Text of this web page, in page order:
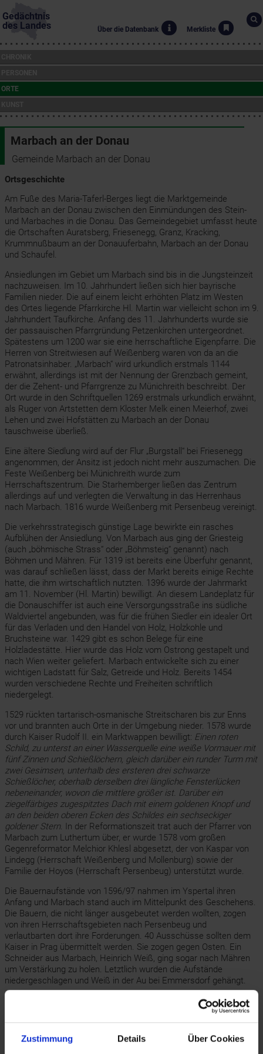
Zustimmung Details Über Cookies
Gedächtnis
des Landes
Über die Datenbank Merkliste
ORTE
Marbach an der Donau
Gemeinde Marbach an der Donau
Ortsgeschichte
Am Fuße des Maria-Taferl-Berges liegt die Marktgemeinde
Marbach an der Donau zwischen den Einmündungen des Stein-
und Marbaches in die Donau. Das Gemeindegebiet umfasst heute
die Ortschaften Auratsberg, Friesenegg, Granz, Kracking,
Krummnußbaum an der Donauuferbahn, Marbach an der Donau
und Schaufel.
Ansiedlungen im Gebiet um Marbach sind bis in die Jungsteinzeit
nachzuweisen. Im 10. Jahrhundert ließen sich hier bayrische
Familien nieder. Die auf einem leicht erhöhten Platz im Westen
des Ortes liegende Pfarrkirche Hl. Martin war vielleicht schon im 9.
Jahrhundert Taufkirche. Anfang des 11. Jahrhunderts wurde sie
der passauischen Pfarrgründung Petzenkirchen untergeordnet.
Spätestens um 1200 war sie eine herrschaftliche Eigenpfarre. Die
Herren von Streitwiesen auf Weißenberg waren von da an die
Patronatsinhaber. „Marbach“ wird urkundlich erstmals 1144
erwähnt, allerdings ist mit der Nennung der Grenzbach gemeint,
der die Zehent- und Pfarrgrenze zu Münichreith beschreibt. Der
Ort wurde in den Schriftquellen 1269 erstmals urkundlich erwähnt,
als Ruger von Artstetten dem Kloster Melk einen Meierhof, zwei
Lehen und zwei Hofstätten zu Marbach an der Donau
tauschweise überließ.
Eine ältere Siedlung wird auf der Flur „Burgstall“ bei Friesenegg
angenommen, der Ansitz ist jedoch nicht mehr auszumachen. Die
Feste Weißenberg bei Münichreith wurde zum
Herrschaftszentrum. Die Starhemberger ließen das Zentrum
allerdings auf und verlegten die Verwaltung in das Herrenhaus
nach Marbach. 1816 wurde Weißenberg mit Persenbeug vereinigt.
Die verkehrsstrategisch günstige Lage bewirkte ein rasches
Aufblühen der Ansiedlung. Von Marbach aus ging der Griesteig
(auch „böhmische Strass“ oder „Böhmsteig“ genannt) nach
Böhmen und Mähren. Für 1319 ist bereits eine Überfuhr genannt,
was darauf schließen lässt, dass der Markt bereits einige Rechte
hatte, die ihm wirtschaftlich nutzten. 1396 wurde der Jahrmarkt
am 11. November (Hl. Martin) bewilligt. An diesem Landeplatz für
die Donauschiffer ist auch eine Versorgungsstraße ins südliche
Waldviertel angebunden, was für die frühen Siedler ein idealer Ort
für das Verladen und den Handel von Holz, Holzkohle und
Bruchsteine war. 1429 gibt es schon Belege für eine
Holzladestätte. Hier wurde das Holz vom Ostrong gestapelt und
nach Wien weiter geliefert. Marbach entwickelte sich zu einer
wichtigen Ladstatt für Salz, Getreide und Holz. Bereits 1454
wurden verschiedene Rechte und Freiheiten schriftlich
niedergelegt.
1529 rückten tartarisch-osmanische Streitscharen bis zur Enns
vor und brannten auch Orte in der Umgebung nieder. 1578 wurde
durch Kaiser Rudolf II. ein Marktwappen bewilligt: Einen roten
Schild, zu unterst an einer Wasserquelle eine weiße Vormauer mit
fünf Zinnen und Schießlöchern, gleich darüber ein runder Turm mit
zwei Gesimsen, unterhalb des ersteren drei schwarze
Schießlöcher, oberhalb derselben drei längliche Fensterlücken
nebeneinander, wovon die mittlere größer ist. Darüber ein
ziegelfärbiges zugespitztes Dach mit einem goldenen Knopf und
an den beiden oberen Ecken des Schildes ein sechseckiger
goldener Stern. In der Reformationszeit trat auch der Pfarrer von
Marbach zum Luthertum über, er wurde 1578 vom großen
Gegenreformator Melchior Khlesl abgesetzt, der von Kaspar von
Lindegg (Herrschaft Weißenberg und Mollenburg) sowie der
Familie der Hoyos (Herrschaft Persenbeug) unterstützt wurde.
Die Bauernaufstände von 1596/97 nahmen im Yspertal ihren
Anfang und Marbach stand auch im Mittelpunkt des Geschehens.
Die Bauern, die nicht länger ausgebeutet werden wollten, zogen
von ihren Herrschaftsgebieten nach Persenbeug und
verlautbarten dort ihre Forderungen. 40 Ausschüsse sollten dem
Kaiser in Prag übermittelt werden. Sie zogen gegen Osten. Ein
Schneider aus Marbach, Heinrich Weiß, ging sogar nach Mähren
um Verstärkung zu holen. Letztlich wurden die Aufstände
niedergeschlagen und Weiß in der Au bei Emmersdorf gehängt.
Das sogenannte „Herrenhaus“ wurde unter Samson Prätzl von
einem Bürgerhaus zu einem schlossartigen Bau (1575)
ausgebaut. Dieser gehörte zwischen 1816 und 1972 zum Gut
Persenbeug. Hier war der Sitz der Verwaltung. Zwischen 1867 und
1971 war darin eine Mädchenschule untergebracht. Im ersten Teil